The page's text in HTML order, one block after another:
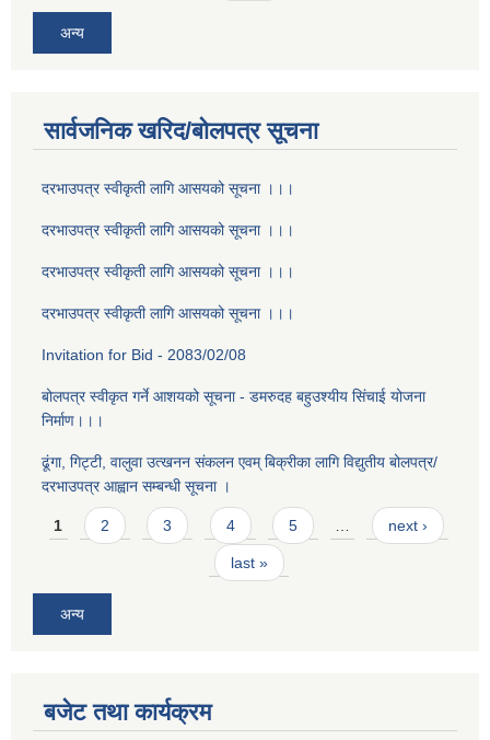
अन्य
सार्वजनिक खरिद/बोलपत्र सूचना
दरभाउपत्र स्वीकृती लागि आसयको सूचना ।।।
दरभाउपत्र स्वीकृती लागि आसयको सूचना ।।।
दरभाउपत्र स्वीकृती लागि आसयको सूचना ।।।
दरभाउपत्र स्वीकृती लागि आसयको सूचना ।।।
Invitation for Bid - 2083/02/08
बोलपत्र स्वीकृत गर्ने आशयको सूचना - डमरुदह बहुउश्यीय सिंचाई योजना
निर्माण।।।
ढूंगा, गिट्टी, वालुवा उत्खनन संकलन एवम् बिक्रीका लागि विद्युतीय बोलपत्र/
दरभाउपत्र आह्वान सम्बन्धी सूचना ।
Pages
1 2 3 4 5 … next ›
last »
अन्य
बजेट तथा कार्यक्रम